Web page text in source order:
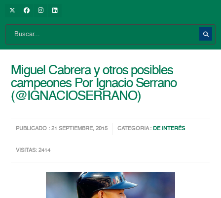
Miguel Cabrera y otros posibles
campeones Por Ignacio Serrano
(@IGNACIOSERRANO)
PUBLICADO : 21 SEPTIEMBRE, 2015 CATEGORIA :DE INTERÉS
VISITAS: 2414